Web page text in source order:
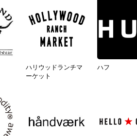
ハリウッドランチマ
ーケット
ハフ